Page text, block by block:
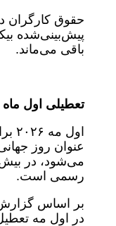
حقوق کارگران
پیش‌بینی‌شده
باقی می‌ماند.
تعطیلی اول
عنوان روز
رسمی است.
در اول مه